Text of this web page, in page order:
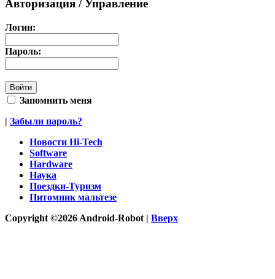
Авторизация / Управление
Логин:
Пароль:
Запомнить меня
| Забыли пароль?
Новости Hi-Tech
Software
Hardware
Наука
Поездки-Туризм
Питомник мальтезе
Copyright ©2026 Android-Robot | Вверх